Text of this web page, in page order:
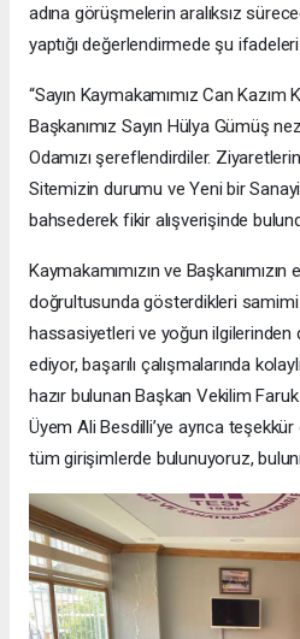
adına görüşmelerin aralıksız
yaptığı değerlendirmede şu ifadeleri
“Sayın Kaymakamımız Can Kazım
Başkanımız Sayın Hülya Gümüş
Odamızı şereflendirdiler.
Sitemizin durumu ve Yeni bir
bahsederek fikir alışverişinde
Kaymakamımızın ve Başkanımızın
doğrultusunda gösterdikleri
hassasiyetleri ve yoğun ilgilerinden
ediyor, başarılı çalışmalarında
hazır bulunan Başkan Vekilim
Üyem Ali Besdilli’ye ayrıca
tüm girişimlerde bulunuyoruz,